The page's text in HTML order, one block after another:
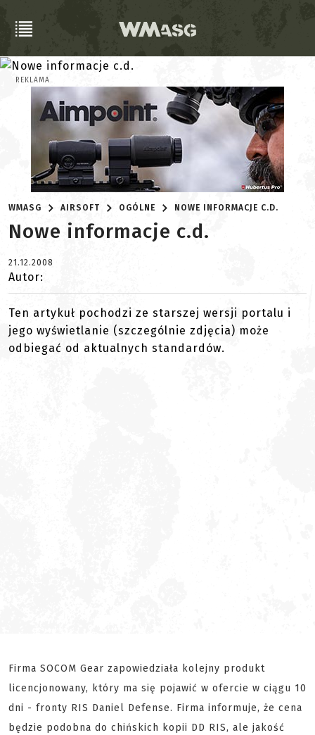
REKLAMA
WMASG AIRSOFT OGÓLNE NOWE INFORMACJE C.D.
Nowe informacje c.d.
21.12.2008
Autor:
Ten artykuł pochodzi ze starszej wersji portalu i
jego wyświetlanie (szczególnie zdjęcia) może
odbiegać od aktualnych standardów.
Firma SOCOM Gear zapowiedziała kolejny produkt
licencjonowany, który ma się pojawić w ofercie w ciągu 10
dni - fronty RIS Daniel Defense. Firma informuje, że cena
będzie podobna do chińskich kopii DD RIS, ale jakość